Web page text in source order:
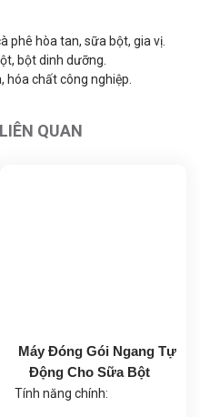
phê hòa tan, sữa bột, gia vị.
bột dinh dưỡng.
hóa chất công nghiệp.
QUAN
Máy Đóng Gói Ngang Tự
Động Cho Sữa Bột
Tính năng chính: